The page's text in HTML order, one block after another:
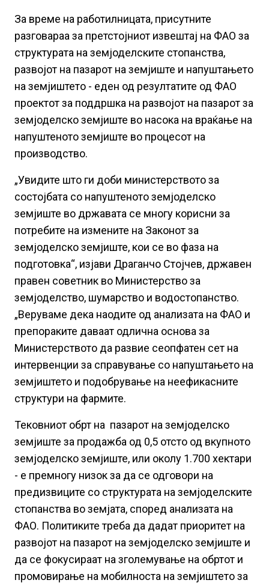
За време на работилницата, присутните
разговараа за претстојниот извештај на ФАО за
структурата на земјоделските стопанства,
развојот на пазарот на земјиште и напуштањето
на земјиштето - еден од резултатите од ФАО
проектот за поддршка на развојот на пазарот за
земјоделско земјиште во насока на враќање на
напуштеното земјиште во процесот на
производство.
„Увидите што ги доби министерството за
состојбата со напуштеното земјоделско
земјиште во државата се многу корисни за
потребите на измените на Законот за
земјоделско земјиште, кои се во фаза на
подготовка“, изјави Драганчо Стојчев, државен
правен советник во Министерство за
земјоделство, шумарство и водостопанство.
„Веруваме дека наодите од анализата на ФАО и
препораките даваат одлична основа за
Министерството да развие сеопфатен сет на
интервенции за справување со напуштањето на
земјиштето и подобрување на неефикасните
структури на фармите.
Тековниот обрт на пазарот на земјоделско
земјиште за продажба од 0,5 отсто од вкупното
земјоделско земјиште, или околу 1.700 хектари
- е премногу низок за да се одговори на
предизвиците со структурата на земјоделските
стопанства во земјата, според анализата на
ФАО. Политиките треба да дадат приоритет на
развојот на пазарот на земјоделско земјиште и
да се фокусираат на зголемување на обртот и
промовирање на мобилноста на земјиштето за